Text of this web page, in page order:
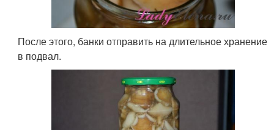
После этого, банки отправить на длительное хранение
в подвал.